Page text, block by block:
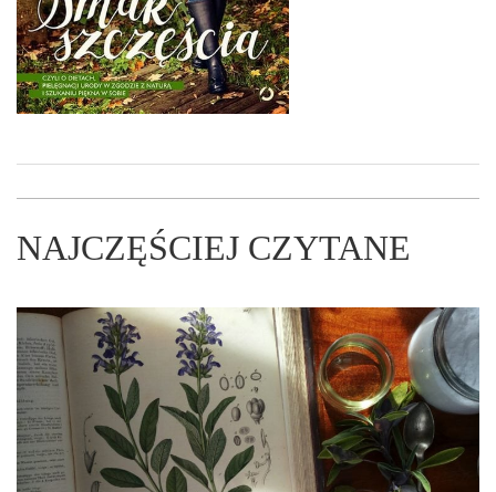
NAJCZĘŚCIEJ CZYTANE